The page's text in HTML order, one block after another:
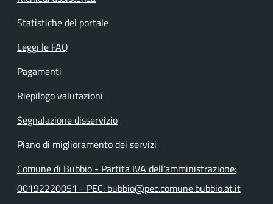
Statistiche del portale
Leggi le FAQ
Pagamenti
Riepilogo valutazioni
Segnalazione disservizio
Piano di miglioramento dei servizi
Comune di Bubbio - Partita IVA dell'amministrazione:
00192220051 - PEC: bubbio@pec.comune.bubbio.at.it